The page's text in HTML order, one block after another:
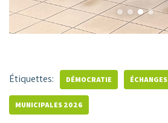
Étiquettes: DÉMOCRATIE ÉCHANGES
MUNICIPALES 2026